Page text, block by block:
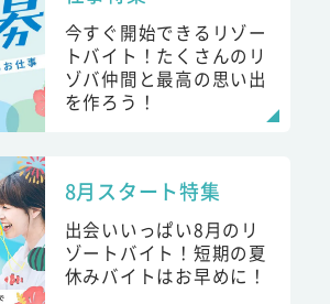
今すぐ開始できるリゾー
トバイト！たくさんのリ
ゾバ仲間と最高の思い出
を作ろう！
8月スタート特集
出会いいっぱい8月のリ
ゾートバイト！短期の夏
休みバイトはお早めに！